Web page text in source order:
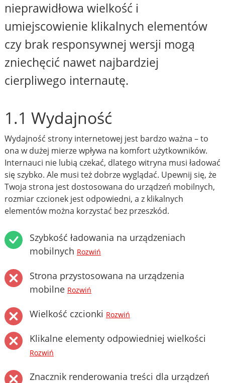
nieprawidłowa wielkość i
umiejscowienie klikalnych elementów
czy brak responsywnej wersji mogą
zniechęcić nawet najbardziej
cierpliwego internautę.
1.1 Wydajność
Wydajność strony internetowej jest bardzo ważna – to
ona w dużej mierze wpływa na komfort użytkowników.
Internauci nie lubią czekać, dlatego witryna musi ładować
się szybko. Ale musi też dobrze wyglądać. Upewnij się, że
Twoja strona jest dostosowana do urządzeń mobilnych,
rozmiar czcionek jest odpowiedni, a z klikalnych
elementów można korzystać bez przeszkód.
Szybkość ładowania na urządzeniach
mobilnych Rozwiń
Strona przystosowana na urządzenia
mobilne Rozwiń
Wielkość czcionki Rozwiń
Klikalne elementy odpowiedniej wielkości
Rozwiń
Znacznik renderowania treści dla urządzeń